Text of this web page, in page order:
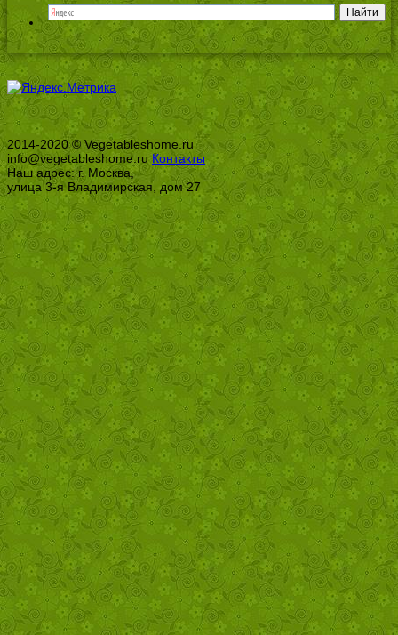
2014-2020 © Vegetableshome.ru
info@vegetableshome.ruКонтакты
Наш адрес: г. Москва,
улица 3-я Владимирская, дом 27